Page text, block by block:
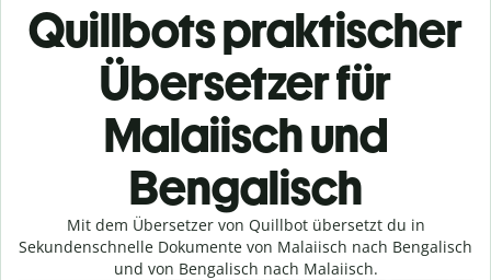
Quillbots praktischer
Übersetzer für
Malaiisch und
Bengalisch
Mit dem Übersetzer von Quillbot übersetzt du in
Sekundenschnelle Dokumente von Malaiisch nach Bengalisch
und von Bengalisch nach Malaiisch.